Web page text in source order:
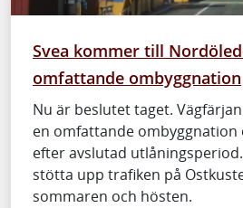
Svea kommer till
omfattande ombyggnation
Nu är beslutet taget.
en omfattande
efter avslutad
stötta upp trafiken på
sommaren och hösten.